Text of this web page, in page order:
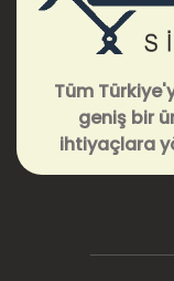
Tüm
geniş bir
ihtiyaçlara